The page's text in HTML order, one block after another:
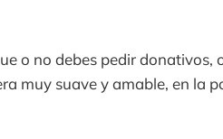
o no debes pedir donativos,
muy suave y amable, en la